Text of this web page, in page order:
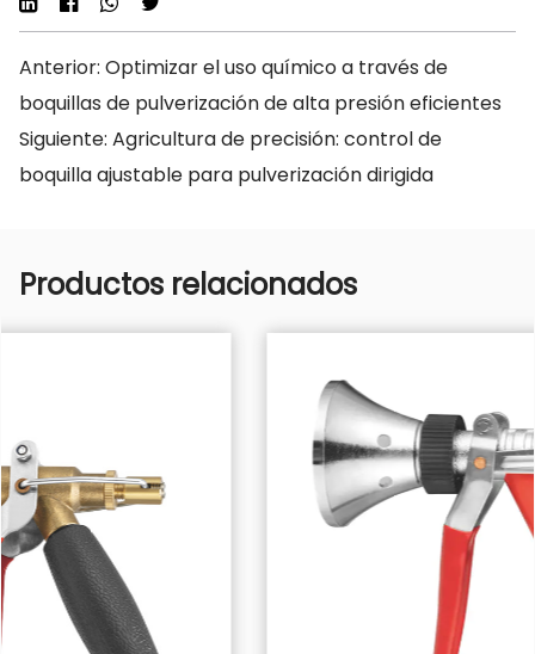
Anterior: Optimizar el uso químico a través de
boquillas de pulverización de alta presión eficientes
Siguiente: Agricultura de precisión: control de
boquilla ajustable para pulverización dirigida
Productos relacionados